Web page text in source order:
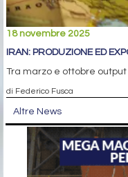
18 novembre 2025
IRAN: PRODUZIONE ED
Tra marzo e ottobre
di Federico Fusca
Altre News